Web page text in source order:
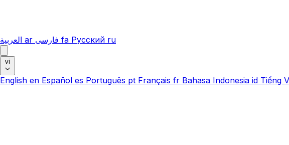
العربية ar فارسی fa Русский ru
vi
English en Español es Português pt Français fr Bahasa Indonesia id Tiếng